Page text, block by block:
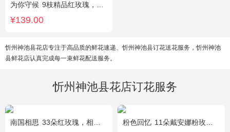
为你守候 9枝精品红玫瑰，满天星、黄莺点缀，加可爱小熊1只。(小熊以实物为准)
¥139.00
忻州神池县花店专注于高品质的鲜花速递、忻州神池县订花送花服务，忻州神池
县鲜花店认真完成每一束鲜花配送服务。
忻州神池县花店订花服务
南国相思 33朵红玫瑰，相思梅丰满围边 粉色回忆 11朵戴安娜粉玫瑰，尤加利间插，丰满搭配绿叶